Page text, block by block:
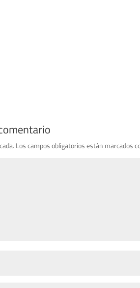
Los campos obligatorios están marcados